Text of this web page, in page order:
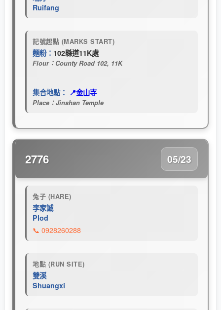
Ruifang
記號起點 (MARKS START)
麵粉： 102縣道11K處
Flour：County Road 102, 11K
集合地點： 📍金山寺
Place：Jinshan Temple
2776 05/23
兔子 (HARE)
李家誠
Plod
📞 0928260288
地點 (RUN SITE)
雙溪
Shuangxi